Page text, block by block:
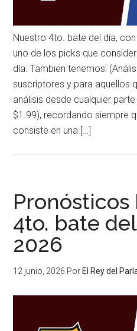
Nuestro 4to. bate del día,
uno de los picks que
día. Tambien tenemos:
suscriptores y para aquellos
análisis desde cualquier
$1.99), recordando siempre
consiste en una […]
Pronósticos
4to. bate
2026
12 junio, 2026 Por El Rey del